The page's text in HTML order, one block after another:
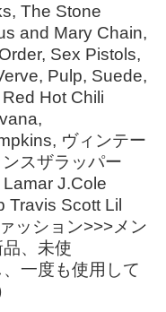
The Stone
and Mary Chain,
Sex Pistols,
Pulp, Suede,
Hot Chili
ヴィンテー
スザラッパー
J.Cole
Travis Scott Lil
ッション>>>メン
、未使
一度も使用して